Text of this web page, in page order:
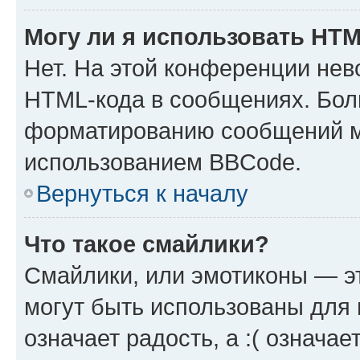
Могу ли я использовать
Нет. На этой конференции
HTML-кода в сообщениях.
форматированию сообщений
использованием BBCode.
Вернуться к началу
Что такое смайлики?
Смайлики, или эмотиконы —
могут быть использованы
означает радость, а :(